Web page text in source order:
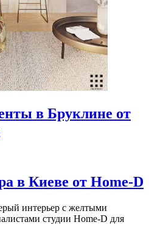
в Бруклине от
в Киеве от Home-D
интерьер с желтыми
студии Home-D для